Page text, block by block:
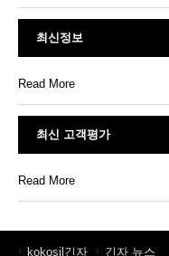
최신정보
Read More
최신 고객평가
Read More
kokosil긴자
긴자 뉴스